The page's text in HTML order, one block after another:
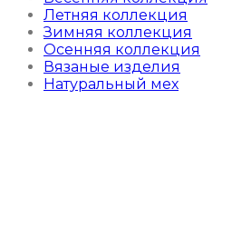
Летняя коллекция
Зимняя коллекция
Осенняя коллекция
Вязаные изделия
Натуральный мех